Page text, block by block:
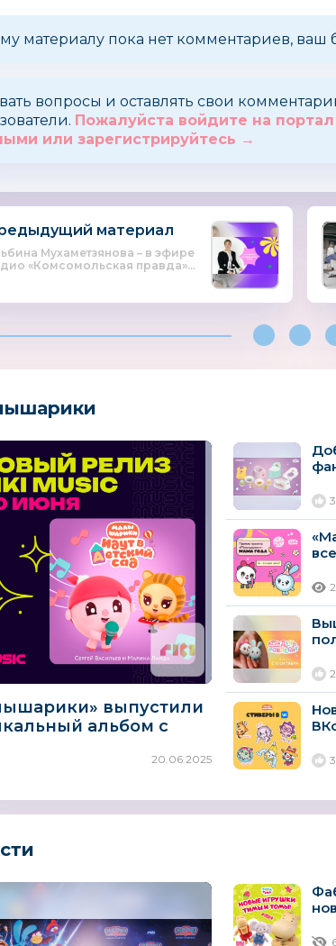
материалу пока нет комментариев, ваш
вопросы и оставлять свои
Пожалуйста войдите на
или зарегистрируйтесь →
материал
Мухаметзянова – в эфире
«Комсомольская правда»...
выпустили
альбом с
20.06.2025
3
2
3